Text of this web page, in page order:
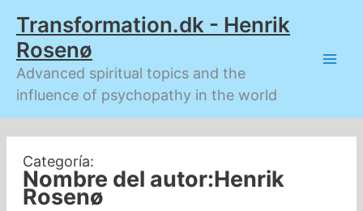
contenido
Transformation.dk - Henrik
Rosenø
Advanced spiritual topics and the
influence of psychopathy in the world
Nombre del autor:Henrik
Rosenø